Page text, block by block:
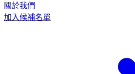
關於我們
加入候補名單